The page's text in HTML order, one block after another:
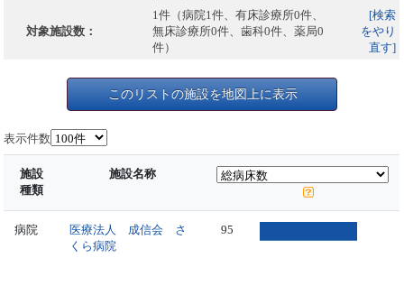
対象施設数：
1件（病院1件、有床診療所0件、
無床診療所0件、歯科0件、薬局0
件）
[検索
をやり
直す]
このリストの施設を地図上に表示
表示件数
施設
種類
施設名称
病院
医療法人 成信会 さ
くら病院
95